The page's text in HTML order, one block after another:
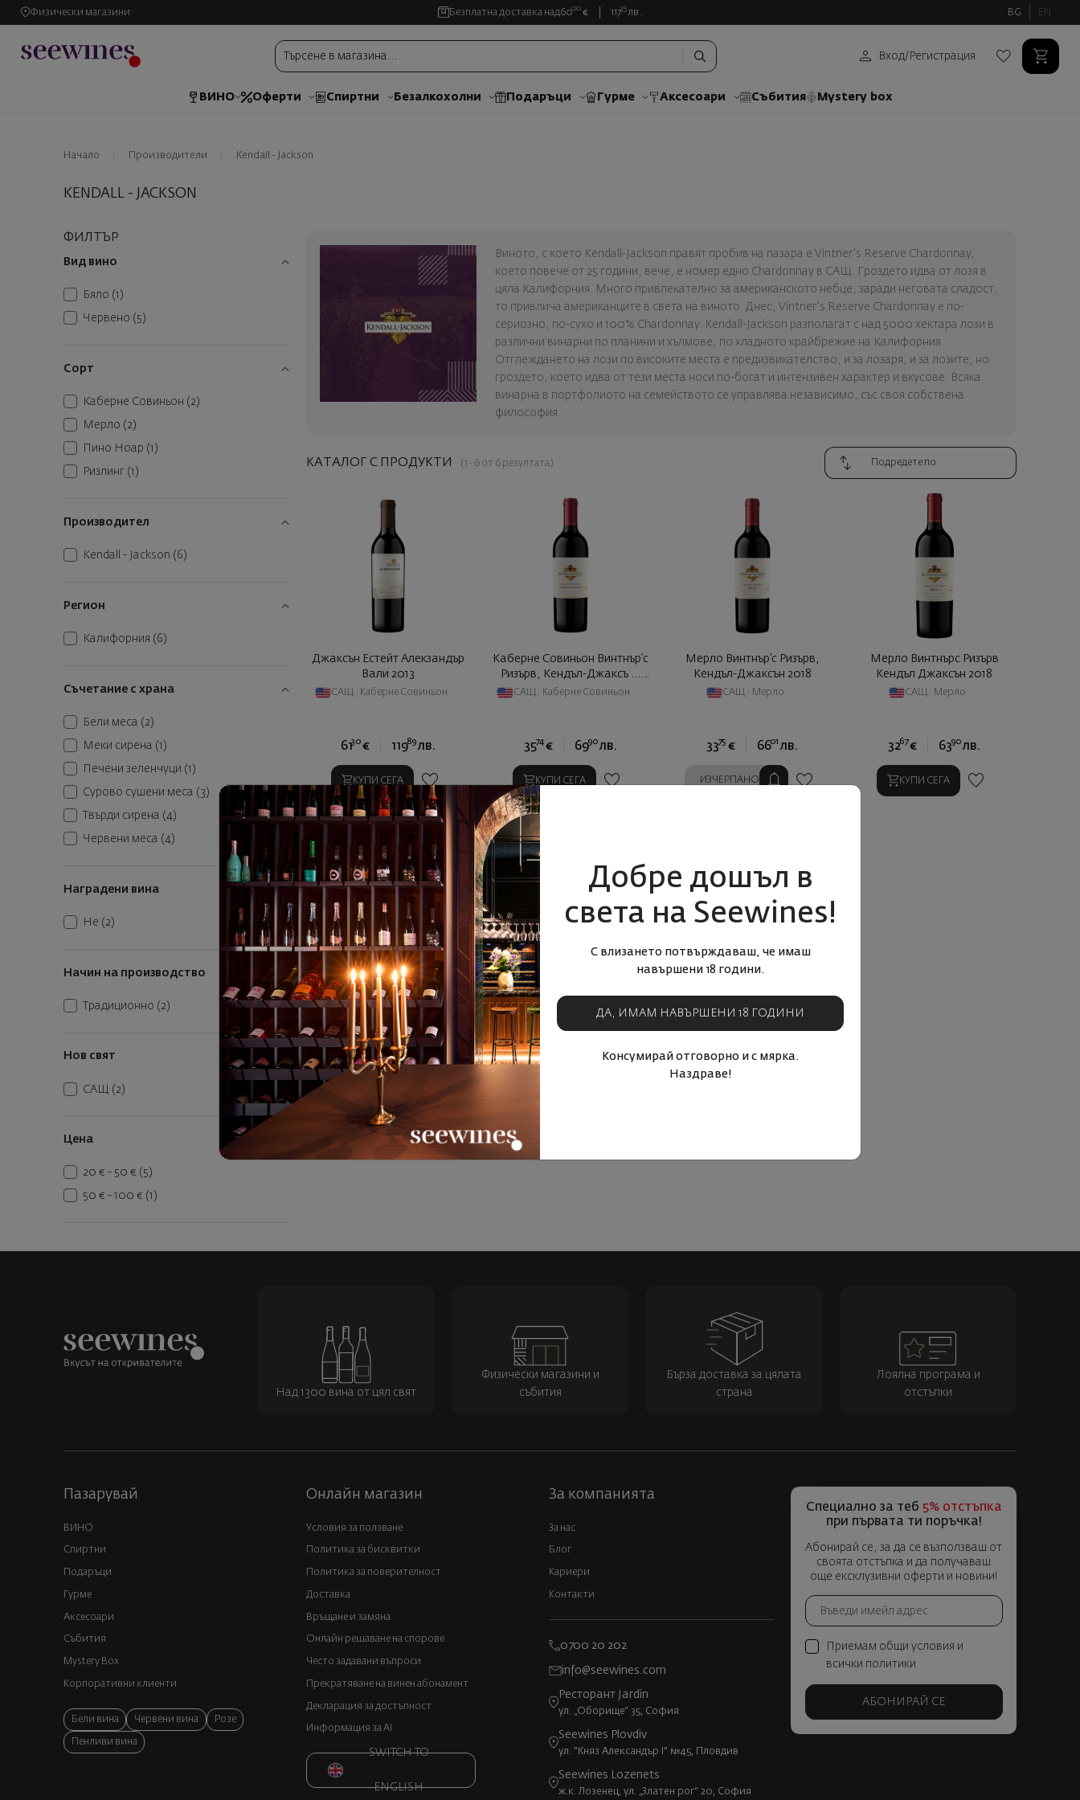
Физически магазини Безплатна доставка над6000 € 11735 лв. BG EN
Вход/ Регистрация
ВИНО Оферти Спиртни Безалкохолни Подаръци Гурме Аксесоари Събития Mystery box
Начало Производители Kendall - Jackson
KENDALL - JACKSON
ФИЛТЪР
Вид вино
Бяло (1)
Червено (5)
Сорт
Каберне Совиньон (2)
Мерло (2)
Пино Ноар (1)
Ризлинг (1)
Производител
Kendall - Jackson (6)
Регион
Калифорния (6)
Съчетание с храна
Бели меса (2)
Меки сирена (1)
Печени зеленчуци (1)
Сурово сушени меса (3)
Твърди сирена (4)
Червени меса (4)
Наградени вина
Не (2)
Начин на производство
Традиционно (2)
Нов свят
САЩ (2)
Цена
20 € - 50 € (5)
50 € - 100 € (1)
Виното, с което Kendall-Jackson правят пробив на пазара е Vintner's Reserve Chardonnay,
което повече от 25 години, вече, е номер едно Chardonnay в САЩ. Гроздето идва от лозя в
цяла Калифорния. Много привлекателно за американското небце, заради неговата сладост,
то привлича американците в света на виното. Днес, Vintner's Reserve Chardonnay е по-
сериозно, по-сухо и 100% Chardonnay. Kendall-Jackson разполагат с над 5000 хектара лози в
различни винарни по планини и хълмове, по хладното крайбрежие на Калифорния.
Отглеждането на лози по високите места е предизвикателство, и за лозаря, и за лозите, но
гроздето, което идва от тези места носи по-богат и интензивен характер и вкусове. Всяка
винарна в портфолиото на семейството се управлява независимо, със своя собствена
философия.
КАТАЛОГ С ПРОДУКТИ (1 - 6 от 6 резултата)
Джаксън Естейт Алекзандър
Вали 2013
САЩ Каберне Совиньон
6130 € 11989 лв.
КУПИ СЕГА
Каберне Совиньон Винтнър’с
Ризърв, Кендъл-Джаксъ ...
2019
САЩ Каберне Совиньон
3574 € 6990 лв.
КУПИ СЕГА
Мерло Винтнър’с Ризърв,
Кендъл-Джаксън 2018
САЩ Мерло
3375 € 6601 лв.
ИЗЧЕРПАНО
Мерло Винтнърс Ризърв
Кендъл Джаксън 2018
САЩ Мерло
3267 € 6390 лв.
КУПИ СЕГА
Пино Ноар Винтнър’с Ризърв,
Кендъл-Джаксън 2019
САЩ | Пино Ноар
КУПИ СЕГА
Ризлинг Винтнър’с Ризърв,
Кендъл-Джаксън 2021
САЩ | Ризлинг
Добре дошъл в
света на Seewines!
С влизането потвърждаваш, че имаш
навършени 18 години.
ДА, ИМАМ НАВЪРШЕНИ 18 ГОДИНИ
Консумирай отговорно и с мярка.
Наздраве!
Над 1300 вина от цял свят
Физически магазини и
събития
Бърза доставка за цялата
страна
Лоялна програма и
отстъпки
Пазарувай
ВИНО
Спиртни
Подаръци
Гурме
Аксесоари
Събития
Mystery Box
Корпоративни клиенти
Бели вина Червени вина Розе
Пенливи вина
Онлайн магазин
Условия за ползване
Политика за бисквитки
Политика за поверителност
Доставка
Връщане и замяна
Онлайн решаване на спорове
Често задавани въпроси
Прекратяване на винен абонамент
Декларация за достъпност
Информация за AI
SWITCH TO
ENGLISH
За компанията
За нас
Блог
Кариери
Контакти
0700 20 202
info@seewines.com
Ресторант Jardin
ул. „Оборище“ 35, София
Seewines Plovdiv
ул. "Княз Александър I" №45, Пловдив
Seewines Lozenets
ж.к. Лозенец, ул. „Златен рог“ 20, София
Специално за теб 5% отстъпка
при първата ти поръчка!
Абонирай се, за да се възползваш от
своята отстъпка и да получаваш
още ексклузивни оферти и новини!
Приемам общи условия и
всички политики
АБОНИРАЙ СЕ